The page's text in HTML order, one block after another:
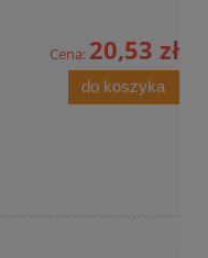
Cena: 20,53 zł
do koszyka